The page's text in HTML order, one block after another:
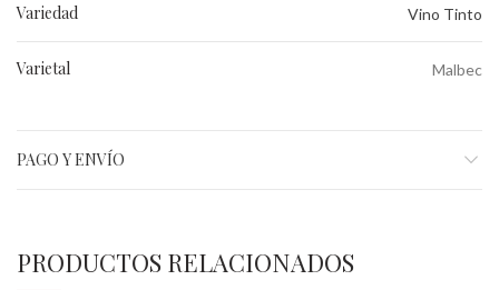
Variedad Vino Tinto
Varietal Malbec
PAGO Y ENVÍO
PRODUCTOS RELACIONADOS